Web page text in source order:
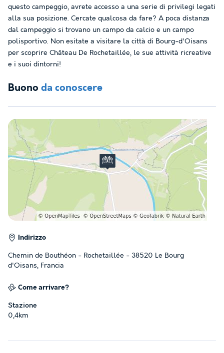
questo campeggio, avrete accesso a una serie di privilegi legati
alla sua posizione. Cercate qualcosa da fare? A poca distanza
dal campeggio si trovano un campo da calcio e un campo
polisportivo. Non esitate a visitare la città di Bourg-d'Oisans
per scoprire Château De Rochetaillée, le sue attività ricreative
e i suoi dintorni!
Buono da conoscere
Indirizzo
Chemin de Bouthéon - Rochetaillée - 38520 Le Bourg
d'Oisans, Francia
Come arrivare?
Stazione
0,4km